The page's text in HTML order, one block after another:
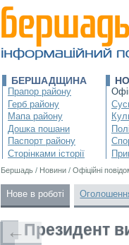
БЕРШАДЩИНА
Прапор району
Герб району
Мапа району
Дошка пошани
Паспорт району
Сторінками історії
Бершадь / Новини / Офіційні
Нове в роботі
Президент
←